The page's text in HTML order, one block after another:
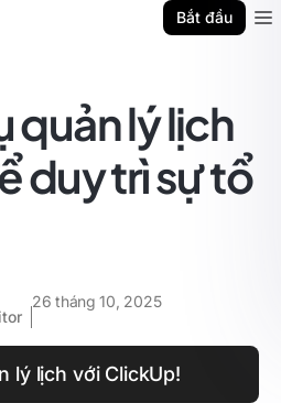
Bắt đầu
quản lý lịch
duy trì sự tổ
26 tháng 10, 2025
lý lịch với ClickUp!